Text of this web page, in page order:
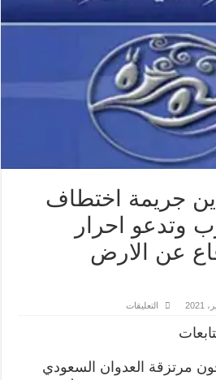
جريمة اختطاف
وتدعو احرار
عن الارض
التعليقات
النساء
مرتزقة العدوان السعودي